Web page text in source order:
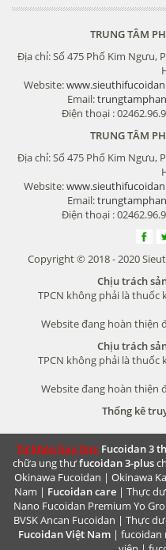
TRUNG TÂM
Địa chỉ: Số 475 Phố Kim Ngưu,
Website:
Email:
Điện thoại :
TRUNG TÂM
Địa chỉ: Số 475 Phố Kim Ngưu,
Website:
Email:
Điện thoại :
Copyright © 2018 - 2020
Chịu trách
TPCN không phải là
Website đang hoàn thiện
Chịu trách
TPCN không phải là
Website đang hoàn thiện
Thống kê
Từ khóa hay tìm: Fucoidan 3
chữa ung thưfucoidan 3-plus
Okinawa Fucoidan | Okinawa
Nam | Fucoidan care | Thực
Nano Fucoidan Premium Yo
BVSKAncan Fucoidan | Thực
Fucoidan Việt Nam| fucoidan